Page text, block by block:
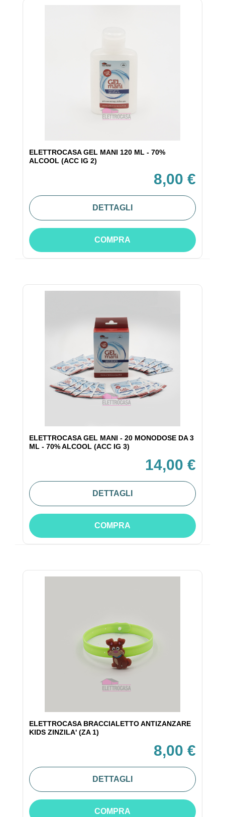
ELETTROCASA GEL MANI 120 ML - 70%
ALCOOL (ACC IG 2)
8,00 €
DETTAGLI
COMPRA
ELETTROCASA GEL MANI - 20 MONODOSE DA 3
ML - 70% ALCOOL (ACC IG 3)
14,00 €
DETTAGLI
COMPRA
ELETTROCASA BRACCIALETTO ANTIZANZARE
KIDS ZINZILA' (ZA 1)
8,00 €
DETTAGLI
COMPRA